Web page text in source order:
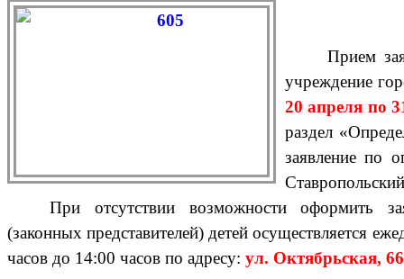
Прием
учреждение
20 апреля по
раздел
заявление по
При отсутствии возможности оформить
(законных представителей) детей осуществляется
часов до 14:00 часов по адресу: ул. Октябрьская,